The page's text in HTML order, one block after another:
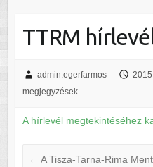
TTRM
admin.egerfarmos
megjegyzések
A hírlevél megtekintéséhez
← A Tisza-Tarna-Rima